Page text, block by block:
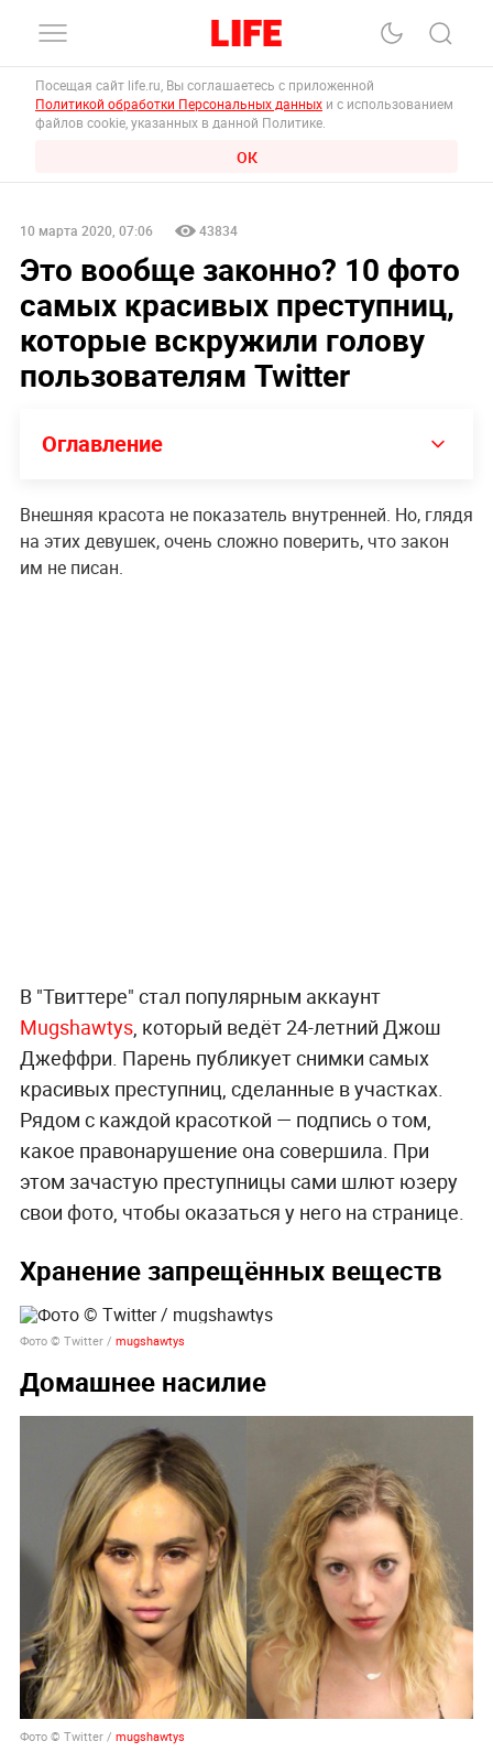
Посещая сайт life.ru, Вы соглашаетесь с приложенной
Политикой обработки Персональных данных и с использованием
файлов cookie, указанных в данной Политике.
ОК
10 марта 2020, 07:06 43834
Это вообще законно? 10 фото
самых красивых преступниц,
которые вскружили голову
пользователям Twitter
Оглавление
Внешняя красота не показатель внутренней. Но, глядя
на этих девушек, очень сложно поверить, что закон
им не писан.
В "Твиттере" стал популярным аккаунт
Mugshawtys, который ведёт 24-летний Джош
Джеффри. Парень публикует снимки самых
красивых преступниц, сделанные в участках.
Рядом с каждой красоткой — подпись о том,
какое правонарушение она совершила. При
этом зачастую преступницы сами шлют юзеру
свои фото, чтобы оказаться у него на странице.
Хранение запрещённых веществ
Фото © Twitter / mugshawtys
Домашнее насилие
Фото © Twitter / mugshawtys